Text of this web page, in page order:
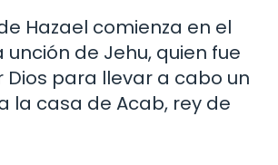
Hazael comienza en el
de Jehu, quien fue
Dios para llevar a cabo un
la casa de Acab, rey de